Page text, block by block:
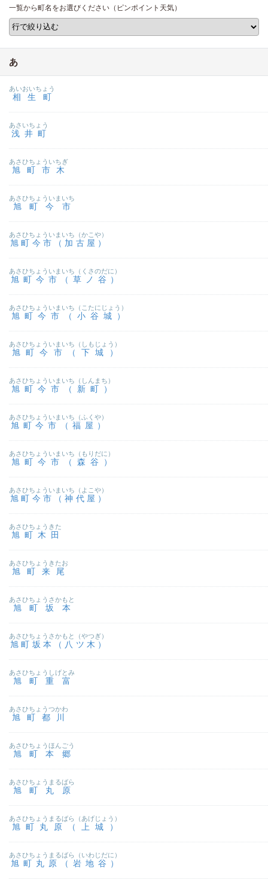
一覧から町名をお選びください（ピンポイント天気）
あ
相生町
あいおいちょう
浅井町
あさいちょう
旭町市木
あさひちょういちぎ
旭町今市
あさひちょういまいち
旭町今市（加古屋）
あさひちょういまいち（かこや）
旭町今市（草ノ谷）
あさひちょういまいち（くさのだに）
旭町今市（小谷城）
あさひちょういまいち（こたにじょう）
旭町今市（下城）
あさひちょういまいち（しもじょう）
旭町今市（新町）
あさひちょういまいち（しんまち）
旭町今市（福屋）
あさひちょういまいち（ふくや）
旭町今市（森谷）
あさひちょういまいち（もりだに）
旭町今市（神代屋）
あさひちょういまいち（よこや）
旭町木田
あさひちょうきた
旭町来尾
あさひちょうきたお
旭町坂本
あさひちょうさかもと
旭町坂本（八ツ木）
あさひちょうさかもと（やつぎ）
旭町重富
あさひちょうしげとみ
旭町都川
あさひちょうつかわ
旭町本郷
あさひちょうほんごう
旭町丸原
あさひちょうまるばら
旭町丸原（上城）
あさひちょうまるばら（あげじょう）
旭町丸原（岩地谷）
あさひちょうまるばら（いわじだに）